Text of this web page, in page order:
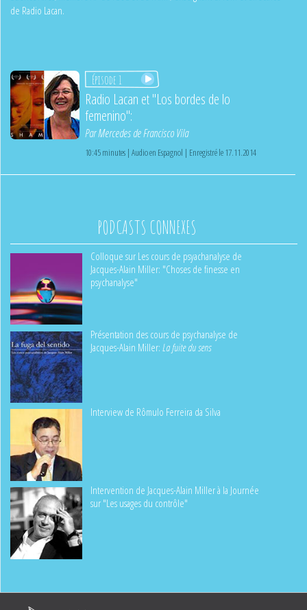
de Radio Lacan.
Épisode 1
Radio Lacan et "Los bordes de lo
femenino":
ParMercedes de Francisco Vila
10:45 minutes | Audio en Espagnol | Enregistré le 17.11.2014
PODCASTS CONNEXES
Colloque sur Les cours de psyachanalyse de
Jacques-Alain Miller: "Choses de finesse en
psychanalyse"
Présentation des cours de psychanalyse de
Jacques-Alain Miller:La fuite du sens
Interview de Rômulo Ferreira da Silva
Intervention de Jacques-Alain Miller à la Journée
sur "Les usages du contrôle"